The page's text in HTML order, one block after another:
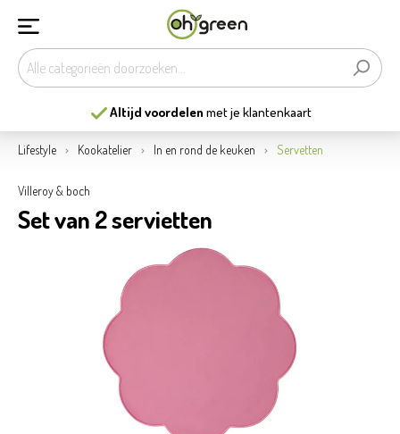
Altijd voordelen met je klantenkaart
Lifestyle Kookatelier In en rond de keuken Servetten
Villeroy & boch
Set van 2 servietten